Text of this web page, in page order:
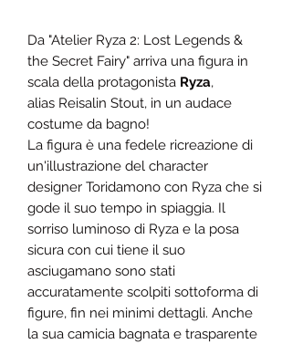
Da "Atelier Ryza 2: Lost Legends &
the Secret Fairy" arriva una figura in
scala della protagonista Ryza,
alias Reisalin Stout, in un audace
costume da bagno!
La figura è una fedele ricreazione di
un'illustrazione del character
designer Toridamono con Ryza che si
gode il suo tempo in spiaggia. Il
sorriso luminoso di Ryza e la posa
sicura con cui tiene il suo
asciugamano sono stati
accuratamente scolpiti sottoforma di
figure, fin nei minimi dettagli. Anche
la sua camicia bagnata e trasparente